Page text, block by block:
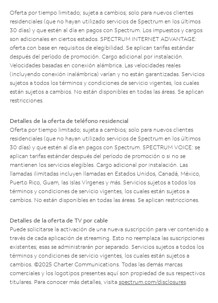
Oferta por tiempo limitado; sujeta a cambios; solo para nuevos clientes
residenciales (que no hayan utilizado servicios de Spectrum en los últimos
30 días) y que estén al día en pagos con Spectrum. Los impuestos y cargos
son adicionales en ciertos estados. SPECTRUM INTERNET ADVANTAGE:
oferta con base en requisitos de elegibilidad. Se aplican tarifas estándar
después del período de promoción. Cargo adicional por instalación.
Velocidades basadas en conexión alámbrica. Las velocidades reales
(incluyendo conexión inalámbrica) varían y no están garantizadas. Servicios
sujetos a todos los términos y condiciones de servicio vigentes, los cuales
están sujetos a cambios. No están disponibles en todas las áreas. Se aplican
restricciones.
Detalles de la oferta de teléfono residencial
Oferta por tiempo limitado; sujeta a cambios; solo para nuevos clientes
residenciales (que no hayan utilizado servicios de Spectrum en los últimos
30 días) y que estén al día en pagos con Spectrum. SPECTRUM VOICE: se
aplican tarifas estándar después del período de promoción o si no se
mantienen los servicios elegibles. Cargo adicional por instalación. Las
llamadas ilimitadas incluyen llamadas en Estados Unidos, Canadá, México,
Puerto Rico, Guam, las Islas Vírgenes y más. Servicios sujetos a todos los
términos y condiciones de servicio vigentes, los cuales están sujetos a
cambios. No están disponibles en todas las áreas. Se aplican restricciones.
Detalles de la oferta de TV por cable
Puede solicitarse la activación de una nueva suscripción para ver contenido a
través de cada aplicación de streaming. Esto no reemplaza las suscripciones
existentes; esas se administrarán por separado. Servicios sujetos a todos los
términos y condiciones de servicio vigentes, los cuales están sujetos a
cambios. ©2025 Charter Communications. Todas las demás marcas
comerciales y los logotipos presentes aquí son propiedad de sus respectivos
titulares. Para conocer más detalles, visita spectrum.com/disclosures